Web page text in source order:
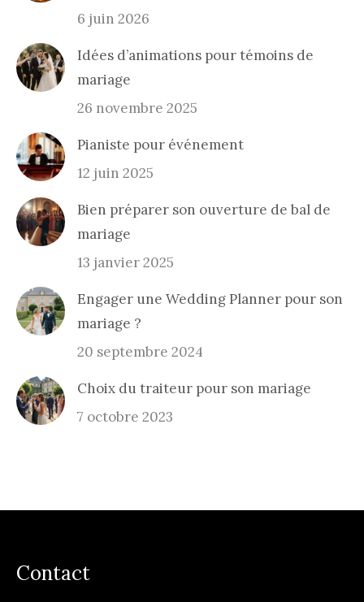
6 juin 2026
Idées d’animations pour témoins de
mariage
26 novembre 2025
Pianiste pour événement
12 juin 2025
Bien préparer son ouverture de bal de
mariage
13 janvier 2025
Engager une Wedding Planner pour son
mariage ?
20 septembre 2024
Choix du traiteur pour son mariage
7 octobre 2023
Contact